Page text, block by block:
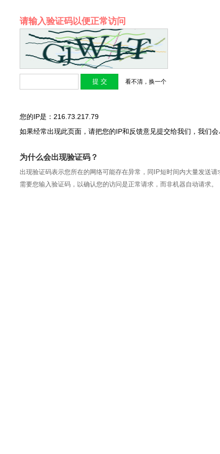
请输入验证码以便正常访问
看不清，换一个
您的IP是：216.73.217.79
如果经常出现此页面，请把您的IP和反馈意见提交给我们，我们
为什么会出现验证码？
出现验证码表示您所在的网络可能存在异常，同IP短时间内大量发送
需要您输入验证码，以确认您的访问是正常请求，而非机器自动请求。